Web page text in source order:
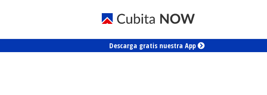
Descarga gratis nuestra App